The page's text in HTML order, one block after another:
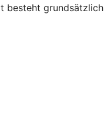
besteht grundsätzlich